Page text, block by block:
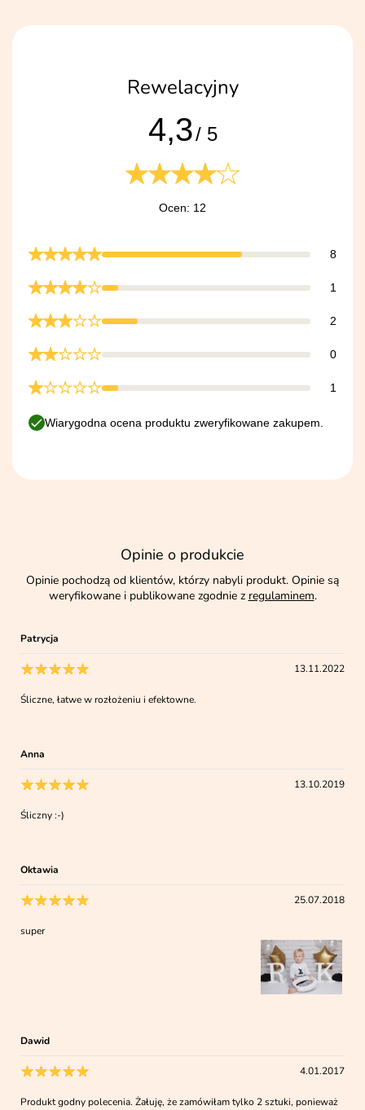
Rewelacyjny
4,3/ 5
Ocen: 12
8
1
2
0
1
Wiarygodna ocena produktu zweryfikowane zakupem.
Opinie o produkcie
Opinie pochodzą od klientów, którzy nabyli produkt. Opinie są
weryfikowane i publikowane zgodnie z regulaminem.
Patrycja
13.11.2022
Śliczne, łatwe w rozłożeniu i efektowne.
Anna
13.10.2019
Śliczny :-)
Oktawia
25.07.2018
super
Dawid
4.01.2017
Produkt godny polecenia. Żałuję, że zamówiłam tylko 2 sztuki, ponieważ